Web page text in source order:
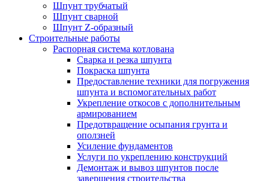
Шпунт трубчатый
Шпунт сварной
Шпунт Z-образный
Строительные работы
Распорная система котлована
Сварка и резка шпунта
Покраска шпунта
Предоставление техники для погружения
шпунта и вспомогательных работ
Укрепление откосов с дополнительным
армированием
Предотвращение осыпания грунта и
оползней
Усиление фундаментов
Услуги по укреплению конструкций
Демонтаж и вывоз шпунтов после
завершения строительства